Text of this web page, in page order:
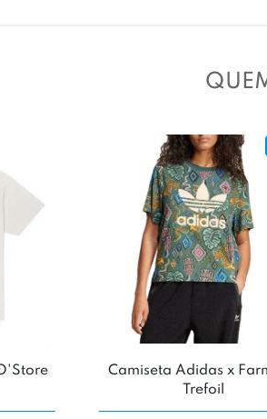
-23%
Camiseta Vans Classic SS